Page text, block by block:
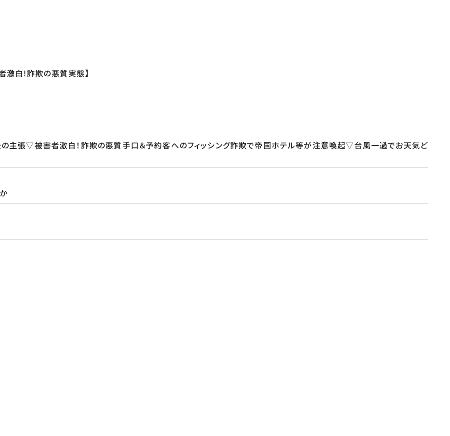
激白!詐欺の悪質実態】
主張▽被害者激白！詐欺の悪質手口＆予約客へのフィッシング詐欺で帝国ホテル等が注意喚起▽台風一過でお天気ど